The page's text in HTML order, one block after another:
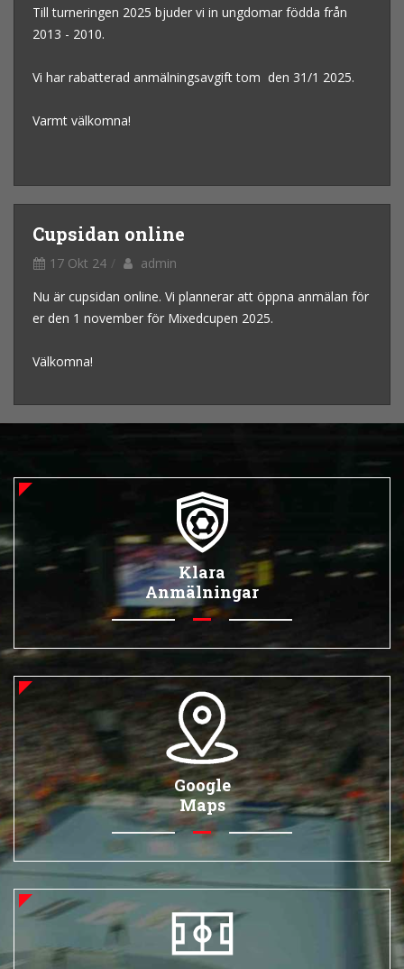
Till turneringen 2025 bjuder vi in ungdomar födda från
2013 - 2010.
Vi har rabatterad anmälningsavgift tom den 31/1 2025.
Varmt välkomna!
Cupsidan online
17 Okt 24
admin
Nu är cupsidan online. Vi plannerar att öppna anmälan för
er den 1 november för Mixedcupen 2025.
Välkomna!
Klara
Anmälningar
Google
Maps